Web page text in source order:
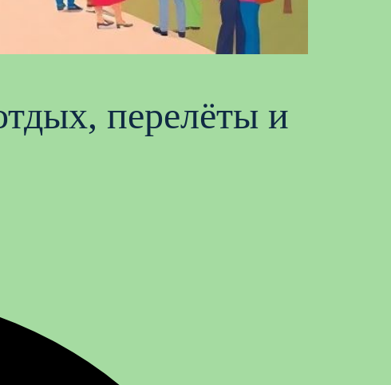
перелёты и